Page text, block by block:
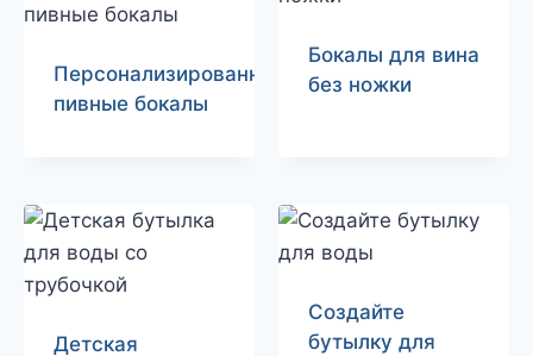
Персонализированные
пивные бокалы
Бокалы для вина
без ножки
Детская
Создайте
бутылку для